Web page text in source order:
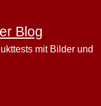
Blog
mit Bilder und